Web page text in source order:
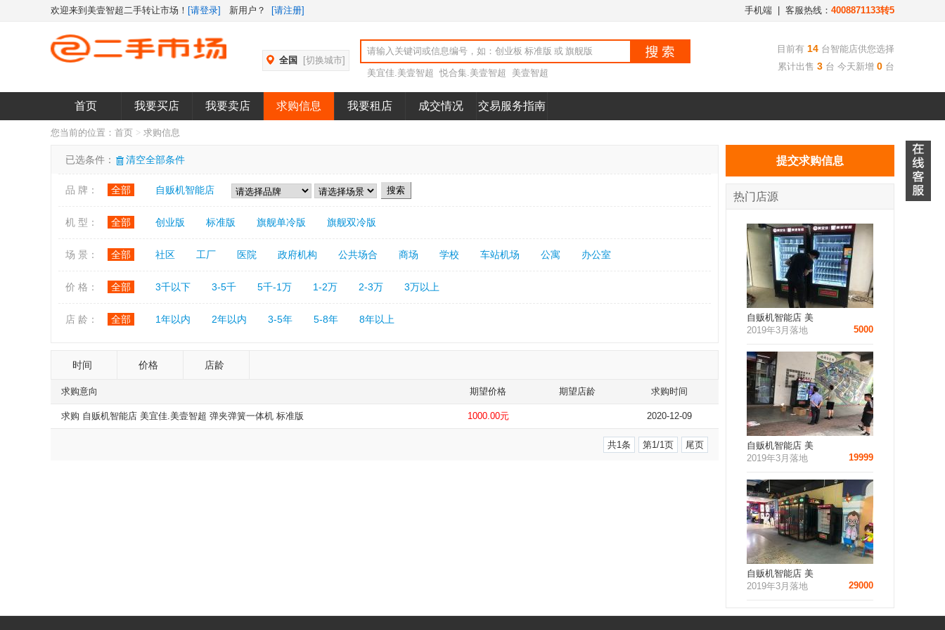
欢迎来到美壹智超二手转让市场！ [请登录] 新用户？ [请注册] 手机端 | 客服热线： 4008871133转5
全国
[切换城市]
美宜佳.美壹智超
悦合集.美壹智超 美壹智超
目前有 14 台智能店供您选择
累计出售 3 台 今天新增 0 台
首页 我要买店 我要卖店 求购信息 我要租店 成交情况 交易服务指南
您当前的位置： 首页 > 求购信息
已选条件： 清空全部条件
品 牌： 全部 自贩机智能店
机 型： 全部 创业版 标准版 旗舰单冷版 旗舰双冷版
场 景： 全部 社区 工厂 医院 政府机构 公共场合 商场 学校 车站机场 公寓 办公室
价 格： 全部 3千以下 3-5千 5千-1万 1-2万 2-3万 3万以上
店 龄： 全部 1年以内 2年以内 3-5年 5-8年 8年以上
时间 价格 店龄
求购意向 期望价格 期望店龄 求购时间
求购 自贩机智能店 美宜佳.美壹智超 弹夹弹簧一体机 标准版 1000.00元 2020-12-09
共1条 第1/1页 尾页
提交求购信息
热门店源
自贩机智能店 美
2019年3月落地
5000
自贩机智能店 美
2019年3月落地
19999
自贩机智能店 美
2019年3月落地
29000